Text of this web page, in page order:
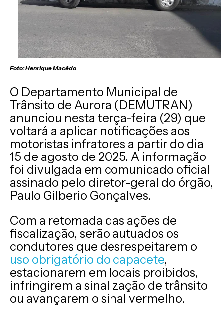
Foto: Henrique Macêdo
O Departamento Municipal de
Trânsito de Aurora (DEMUTRAN)
anunciou nesta terça-feira (29) que
voltará a aplicar notificações aos
motoristas infratores a partir do dia
15 de agosto de 2025. A informação
foi divulgada em comunicado oficial
assinado pelo diretor-geral do órgão,
Paulo Gilberio Gonçalves.
Com a retomada das ações de
fiscalização, serão autuados os
condutores que desrespeitarem o
uso obrigatório do capacete,
estacionarem em locais proibidos,
infringirem a sinalização de trânsito
ou avançarem o sinal vermelho.